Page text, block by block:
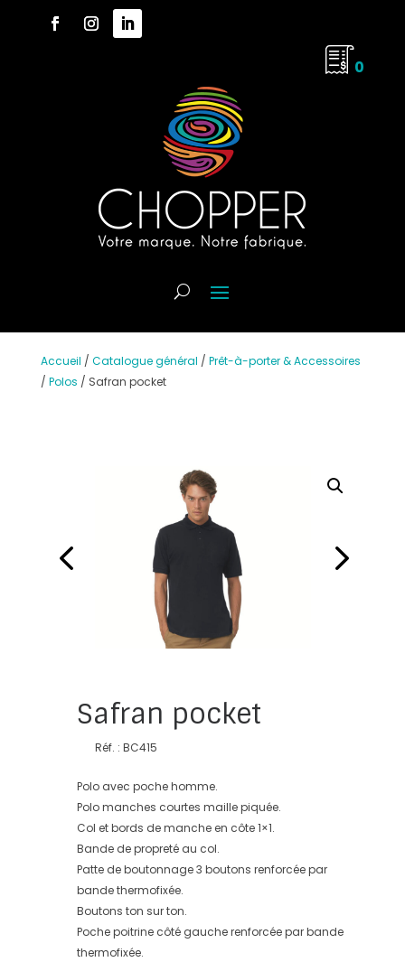
0
Accueil / Catalogue général / Prêt-à-porter & Accessoires
/ Polos / Safran pocket
Safran pocket
Réf. : BC415
Polo avec poche homme.
Polo manches courtes maille piquée.
Col et bords de manche en côte 1×1.
Bande de propreté au col.
Patte de boutonnage 3 boutons renforcée par
bande thermofixée.
Boutons ton sur ton.
Poche poitrine côté gauche renforcée par bande
thermofixée.